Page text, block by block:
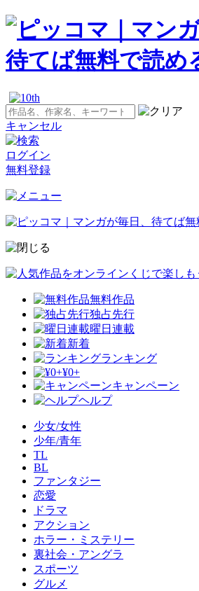
キャンセル
ログイン
無料登録
無料作品
独占先行
曜日連載
新着
ランキング
¥0+
キャンペーン
ヘルプ
少女/女性
少年/青年
TL
BL
ファンタジー
恋愛
ドラマ
アクション
ホラー・ミステリー
裏社会・アングラ
スポーツ
グルメ